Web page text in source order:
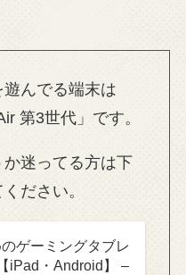
んでる端末は
第3世代」です。
迷ってる方は下
ださい。
ゲーミングタブレ
iPad・Android】 –